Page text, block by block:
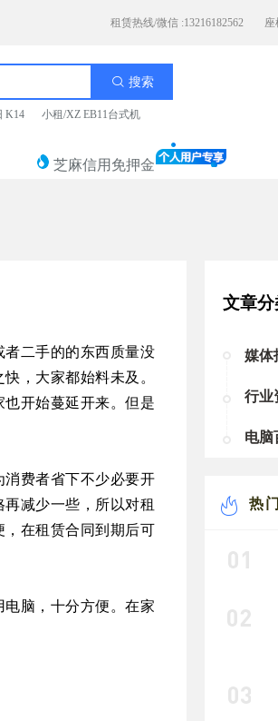
租赁热线/微信 :13216182562 座
搜索
K14 小租/XZ EB11台式机
芝麻信用免押金
二手的的东西质量没
，大家都始料未及。
开始蔓延开来。但是
费者省下不少必要开
再减少一些，所以对租
在租赁合同到期后可
脑，十分方便。在家
文章分
媒体
行业
电脑
热